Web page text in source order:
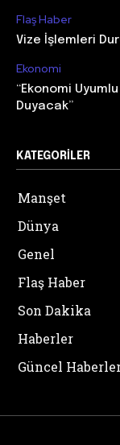
Flaş Haber
Vize İşlemleri
Ekonomi
“Ekonomi
Duyacak”
KATEGORILER
Manşet
Dünya
Genel
Flaş Haber
Son Dakika
Haberler
Güncel